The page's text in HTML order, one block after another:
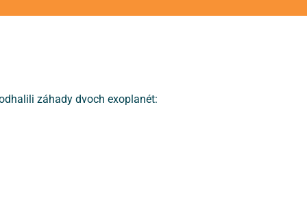
záhady dvoch exoplanét: